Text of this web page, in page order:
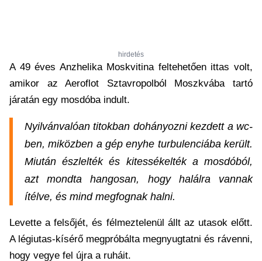
hirdetés
A 49 éves Anzhelika Moskvitina feltehetően ittas volt,
amikor az Aeroflot Sztavropolból Moszkvába tartó
járatán egy mosdóba indult.
Nyilvánvalóan titokban dohányozni kezdett a wc-
ben, miközben a gép enyhe turbulenciába került.
Miután észlelték és kitessékelték a mosdóból,
azt mondta hangosan, hogy halálra vannak
ítélve, és mind megfognak halni.
Levette a felsőjét, és félmeztelenül állt az utasok előtt.
A légiutas-kísérő megpróbálta megnyugtatni és rávenni,
hogy vegye fel újra a ruháit.